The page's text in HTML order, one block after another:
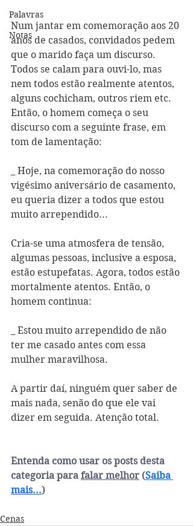
Palavras
Notas
Num jantar em comemoração aos 20
anos de casados, convidados pedem
que o marido faça um discurso.
Todos se calam para ouvi-lo, mas
nem todos estão realmente atentos,
alguns cochicham, outros riem etc.
Então, o homem começa o seu
discurso com a seguinte frase, em
tom de lamentação:
_ Hoje, na comemoração do nosso
vigésimo aniversário de casamento,
eu queria dizer a todos que estou
muito arrependido...
Cria-se uma atmosfera de tensão,
algumas pessoas, inclusive a esposa,
estão estupefatas. Agora, todos estão
mortalmente atentos. Então, o
homem continua:
_ Estou muito arrependido de não
ter me casado antes com essa
mulher maravilhosa.
A partir daí, ninguém quer saber de
mais nada, senão do que ele vai
dizer em seguida. Atenção total.
Entenda como usar os posts desta
categoria para falar melhor (Saiba
mais...)
Cenas